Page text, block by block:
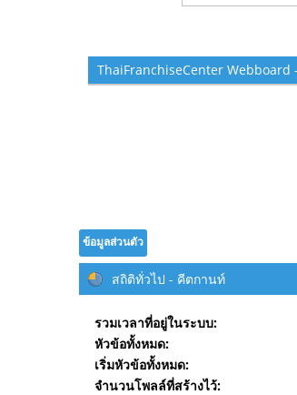
ThaiFranchiseCenter Webboard
ข้อมูลส่วนตัว
สถิติทั่วไป - คีตกานท์
รวมเวลาที่อยู่ในระบบ:
หัวข้อทั้งหมด:
เริ่มหัวข้อทั้งหมด:
จำนวนโพลล์ที่สร้างไว้: